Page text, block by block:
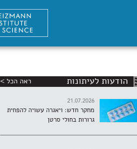
הודעות לעיתונות ראה הכל >
21.07.2026
מחקר חדש: ויאגרה עשויה להפחית
גרורות בחולי סרטן